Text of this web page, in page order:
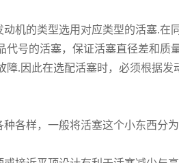
机的类型选用对应类型的活塞.在
代号的活塞，保证活塞直径差和质
障.因此在选配活塞时，必须根据发
各样，一般将活塞这个小东西分